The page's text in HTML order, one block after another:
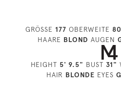
GRÖSSE 177 OBERWEITE 80
HAARE BLOND AUGEN
HEIGHT 5' 9.5" BUST 31"
HAIR BLONDE EYES